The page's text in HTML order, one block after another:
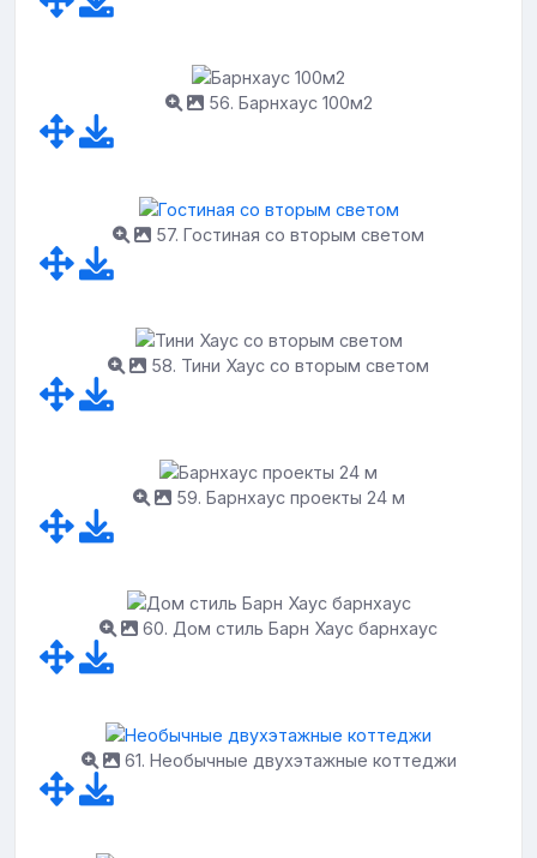
56. Барнхаус 100м2
57. Гостиная со вторым светом
58. Тини Хаус со вторым светом
59. Барнхаус проекты 24 м
60. Дом стиль Барн Хаус барнхаус
61. Необычные двухэтажные коттеджи